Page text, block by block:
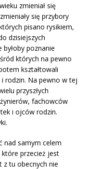
zmieniał się
się przybory
pisano rysikiem,
dzisiejszych
poznanie
których na pewno
kształtowali
rodzin. Na pewno w tej
przyszłych
fachowców
i ojców rodzin.
nad samym celem
które przecież jest
z tu obecnych nie